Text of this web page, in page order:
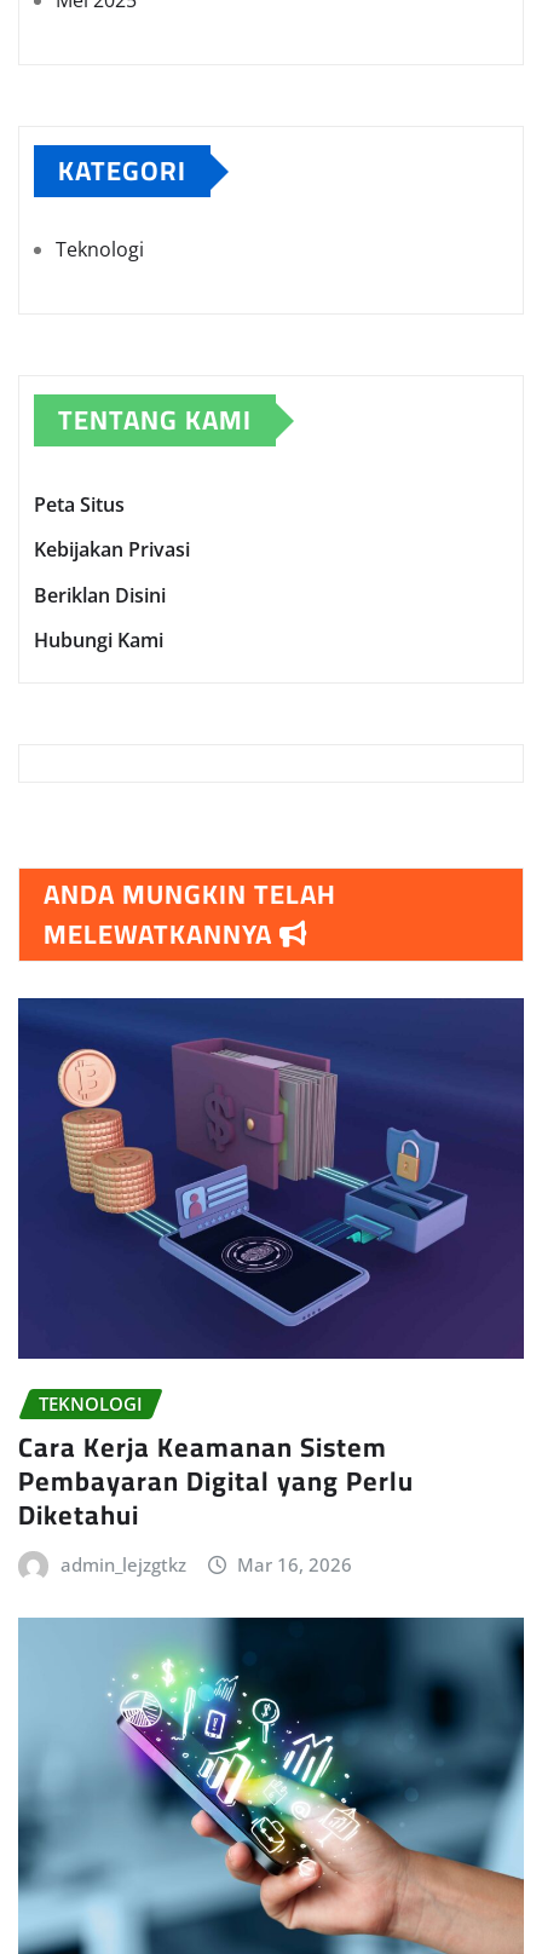
KATEGORI
Teknologi
TENTANG KAMI
Peta Situs
Kebijakan Privasi
Beriklan Disini
Hubungi Kami
ANDA MUNGKIN TELAH
MELEWATKANNYA
TEKNOLOGI
Cara Kerja Keamanan Sistem
Pembayaran Digital yang Perlu
Diketahui
admin_lejzgtkz Mar 16, 2026